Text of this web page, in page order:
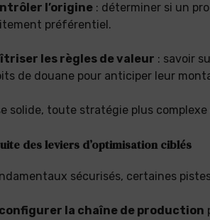
l’origine : déterminer si un
préférentiel.
les règles de valeur : savoir
de douane pour anticiper leur
solide, toute stratégie plus
des leviers d’optimisation ciblés
sécurisés, certaines
la chaîne de production